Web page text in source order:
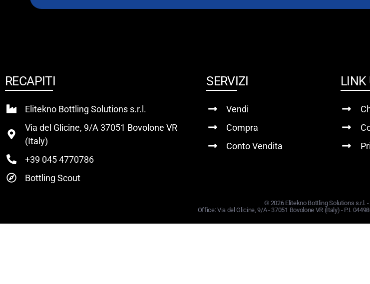
RECAPITI
Elitekno Bottling Solutions s.r.l.
Via del Glicine, 9/A 37051 Bovolone VR
(Italy)
+39 045 4770786
Bottling Scout
SERVIZI
Vendi
Compra
Conto Vendita
LINK
© 2026 Elitekno Bottling Solutions s.r.l. -
Office: Via del Glicine, 9/A - 37051 Bovolone VR (Italy) - P.I.